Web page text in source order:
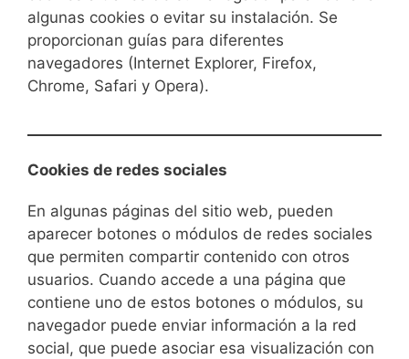
algunas cookies o evitar su instalación. Se
proporcionan guías para diferentes
navegadores (Internet Explorer, Firefox,
Chrome, Safari y Opera).
Cookies de redes sociales
En algunas páginas del sitio web, pueden
aparecer botones o módulos de redes sociales
que permiten compartir contenido con otros
usuarios. Cuando accede a una página que
contiene uno de estos botones o módulos, su
navegador puede enviar información a la red
social, que puede asociar esa visualización con